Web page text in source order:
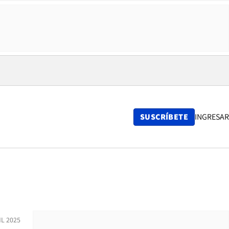
SUSCRÍBETE INGRESAR
2025